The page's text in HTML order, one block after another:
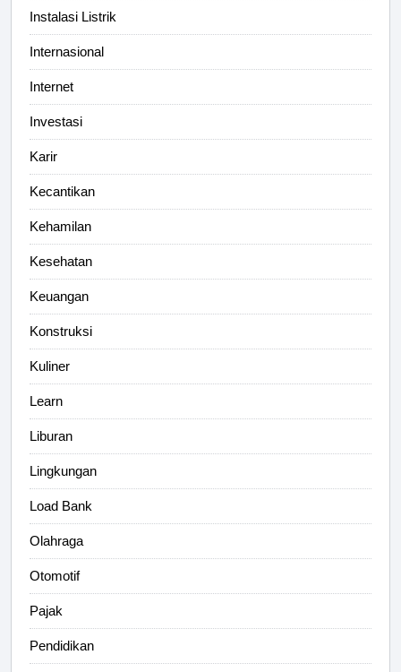
Instalasi Listrik
Internasional
Internet
Investasi
Karir
Kecantikan
Kehamilan
Kesehatan
Keuangan
Konstruksi
Kuliner
Learn
Liburan
Lingkungan
Load Bank
Olahraga
Otomotif
Pajak
Pendidikan